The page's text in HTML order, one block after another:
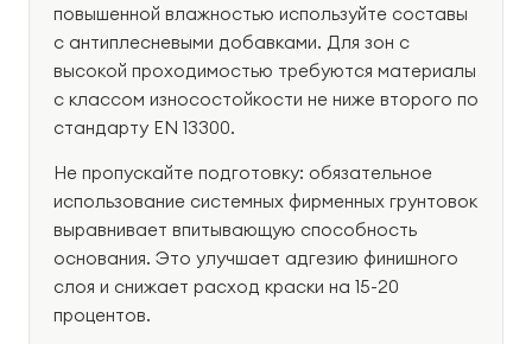
повышенной влажностью используйте составы
с антиплесневыми добавками. Для зон с
высокой проходимостью требуются материалы
с классом износостойкости не ниже второго по
стандарту EN 13300.
Не пропускайте подготовку: обязательное
использование системных фирменных грунтовок
выравнивает впитывающую способность
основания. Это улучшает адгезию финишного
слоя и снижает расход краски на 15-20
процентов.